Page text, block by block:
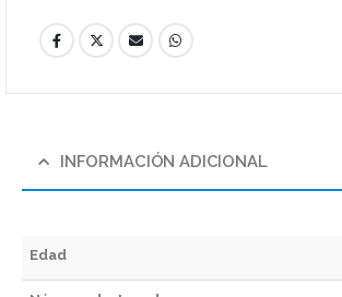
INFORMACIÓN ADICIONAL
Edad